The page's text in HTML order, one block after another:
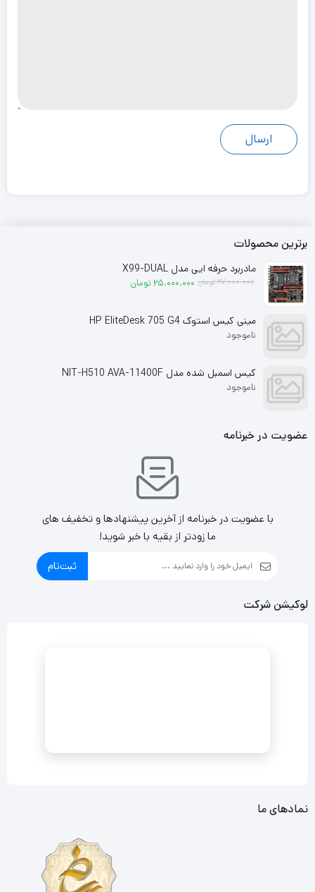
برترین محصولات
مادربرد حرفه ایی مدل X99-DUAL
27.000.000تومان
قیمت اصلی: 27.000.000 تومان بود. 25.000.000 تومان قیمت فعلی: 25.000.000 تومان.
مینی کیس استوک HP EliteDesk 705 G4
ناموجود
کیس اسمبل شده مدل NIT-H510 AVA-11400F
ناموجود
عضویت در خبرنامه
با عضویت در خبرنامه از آخرین پیشنهادها و تخفیف های
ما زودتر از بقیه با خبر شوید!
ثبت‌نام
لوکیشن شرکت
نمادهای ما